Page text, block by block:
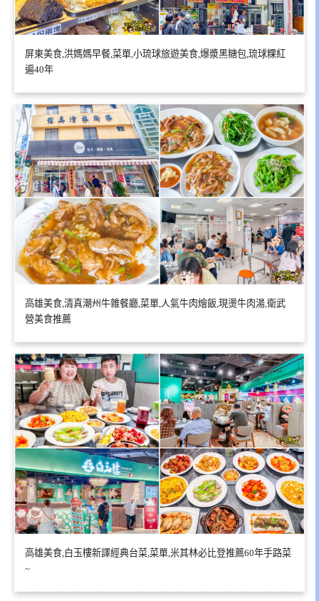
屏東美食,洪媽媽早餐,菜單,小琉球旅遊美食,爆漿黑糖包,琉球粿紅
遍40年
高雄美食,清真潮州牛雜餐廳,菜單,人氣牛肉燴飯,現燙牛肉湯,衛武
營美食推薦
高雄美食,白玉樓新譯經典台菜,菜單,米其林必比登推薦60年手路菜
~